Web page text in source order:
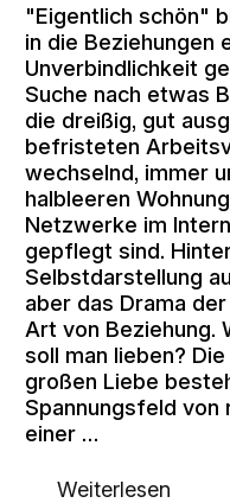
"Eigentlich schön"
in die Beziehungen
Unverbindlichkeit
Suche nach etwas
die dreißig, gut
befristeten
wechselnd, immer
halbleeren
Netzwerke im
gepflegt sind.
Selbstdarstellung
aber das Drama
Art von Beziehung.
soll man lieben?
großen Liebe
Spannungsfeld
einer …
Weiterlesen